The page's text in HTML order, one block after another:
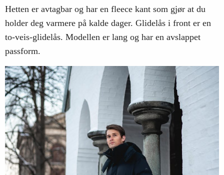
Hetten er avtagbar og har en fleece kant som gjør at du
holder deg varmere på kalde dager. Glidelås i front er en
to-veis-glidelås. Modellen er lang og har en avslappet
passform.